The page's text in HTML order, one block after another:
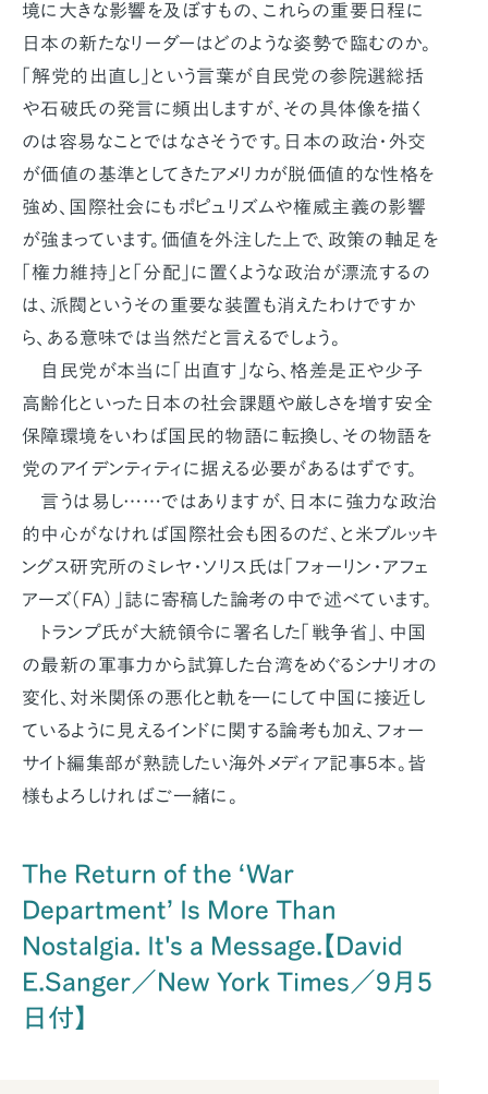
境に大きな影響を及ぼすもの、これらの重要日程に
日本の新たなリーダーはどのような姿勢で臨むのか。
「解党的出直し」という言葉が自民党の参院選総括
や石破氏の発言に頻出しますが、その具体像を描く
のは容易なことではなさそうです。日本の政治・外交
が価値の基準としてきたアメリカが脱価値的な性格を
強め、国際社会にもポピュリズムや権威主義の影響
が強まっています。価値を外注した上で、政策の軸足を
「権力維持」と「分配」に置くような政治が漂流するの
は、派閥というその重要な装置も消えたわけですか
ら、ある意味では当然だと言えるでしょう。
自民党が本当に「出直す」なら、格差是正や少子
高齢化といった日本の社会課題や厳しさを増す安全
保障環境をいわば国民的物語に転換し、その物語を
党のアイデンティティに据える必要があるはずです。
言うは易し……ではありますが、日本に強力な政治
的中心がなければ国際社会も困るのだ、と米ブルッキ
ングス研究所のミレヤ・ソリス氏は「フォーリン・アフェ
アーズ（FA）」誌に寄稿した論考の中で述べています。
トランプ氏が大統領令に署名した「戦争省」、中国
の最新の軍事力から試算した台湾をめぐるシナリオの
変化、対米関係の悪化と軌を一にして中国に接近し
ているように見えるインドに関する論考も加え、フォー
サイト編集部が熟読したい海外メディア記事5本。皆
様もよろしければご一緒に。
The Return of the ‘War
Department’ Is More Than
Nostalgia. It's a Message.【David
E.Sanger／New York Times／9月5
日付】